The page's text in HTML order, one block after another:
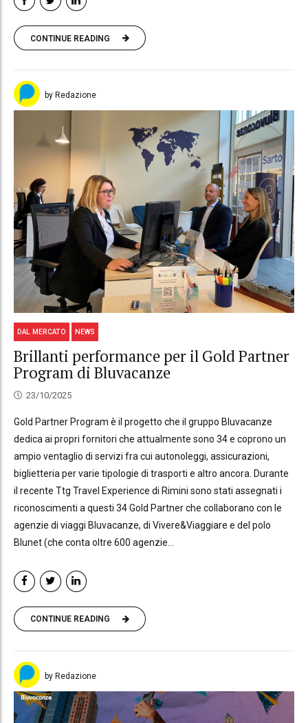
CONTINUE READING
by Redazione
DAL MERCATO NEWS
Brillanti performance per il Gold Partner
Program di Bluvacanze
23/10/2025
Gold Partner Program è il progetto che il gruppo Bluvacanze
dedica ai propri fornitori che attualmente sono 34 e coprono un
ampio ventaglio di servizi fra cui autonoleggi, assicurazioni,
biglietteria per varie tipologie di trasporti e altro ancora. Durante
il recente Ttg Travel Experience di Rimini sono stati assegnati i
riconoscimenti a questi 34 Gold Partner che collaborano con le
agenzie di viaggi Bluvacanze, di Vivere&Viaggiare e del polo
Blunet (che conta oltre 600 agenzie...
CONTINUE READING
by Redazione